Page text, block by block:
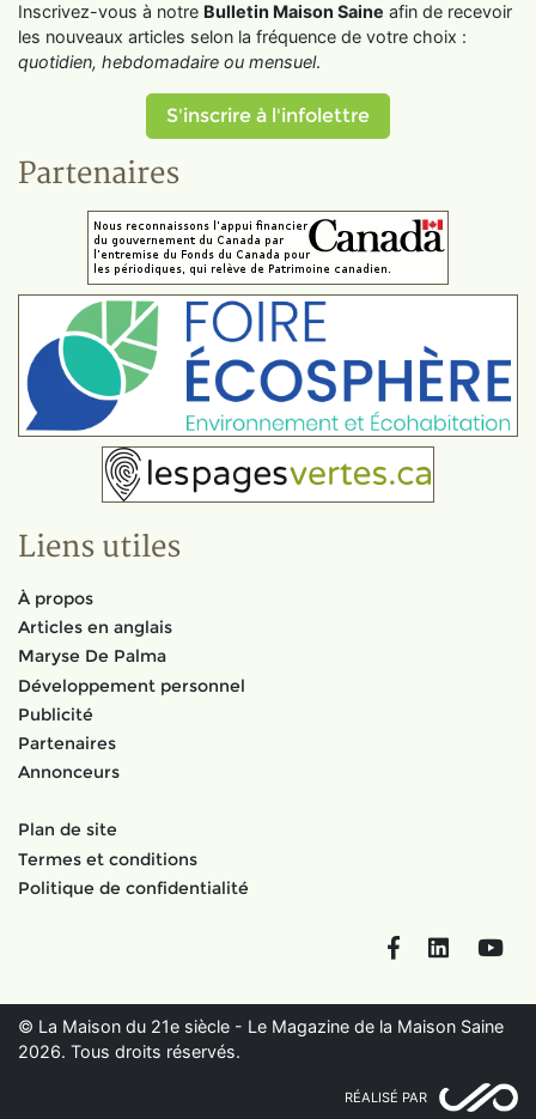
Inscrivez-vous à notre Bulletin Maison Saine afin de recevoir
les nouveaux articles selon la fréquence de votre choix :
quotidien, hebdomadaire ou mensuel.
S'inscrire à l'infolettre
Partenaires
Liens utiles
À propos
Articles en anglais
Maryse De Palma
Développement personnel
Publicité
Partenaires
Annonceurs
Plan de site
Termes et conditions
Politique de confidentialité
FacebookLinkedIn
© La Maison du 21e siècle - Le Magazine de la Maison Saine
2026. Tous droits réservés.
RÉALISÉ PAR